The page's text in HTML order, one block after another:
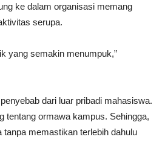
ke dalam organisasi memang
serupa.
yang semakin menumpuk,”
dari luar pribadi mahasiswa.
tentang ormawa kampus. Sehingga,
tanpa memastikan terlebih dahulu